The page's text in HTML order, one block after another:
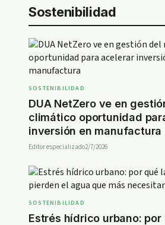
Sostenibilidad
SOSTENIBILIDAD
DUA NetZero ve en
climático oportunidad
inversión en manufactura
Editor especializado2/7/2026
SOSTENIBILIDAD
Estrés hídrico urbano: por